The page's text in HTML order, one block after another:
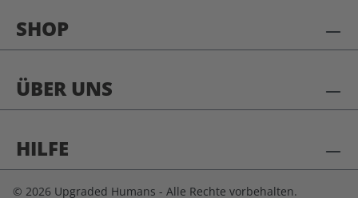
SHOP
ÜBER UNS
HILFE
© 2026 Upgraded Humans - Alle Rechte vorbehalten.